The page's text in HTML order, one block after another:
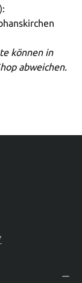
können in
abweichen.